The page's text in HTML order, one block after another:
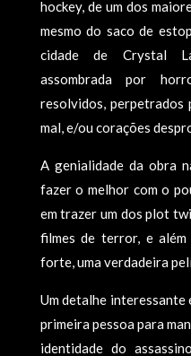
hockey, de um dos
mesmo do saco de
cidade de Crystal
assombrada por
resolvidos, perpetrados
mal, e/ou corações
A genialidade da obra
fazer o melhor com o
em trazer um dos plot
filmes de terror, e
forte, uma verdadeira
Um detalhe interessante
primeira pessoa para
identidade do